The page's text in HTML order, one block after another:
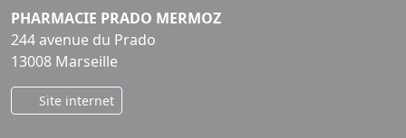
PHARMACIE PRADO MERMOZ
244 avenue du Prado
13008 Marseille
Site internet